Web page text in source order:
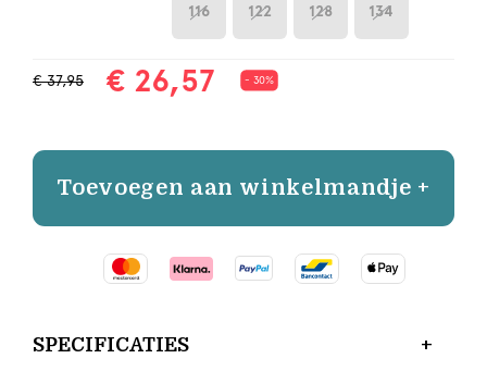
116 122 128 134
€ 37,95 € 26,57 - 30%
Toevoegen aan winkelmandje +
SPECIFICATIES